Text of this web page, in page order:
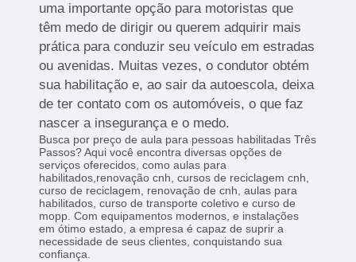
uma importante opção para motoristas que
têm medo de dirigir ou querem adquirir mais
prática para conduzir seu veículo em estradas
ou avenidas. Muitas vezes, o condutor obtém
sua habilitação e, ao sair da autoescola, deixa
de ter contato com os automóveis, o que faz
nascer a insegurança e o medo.
Busca por preço de aula para pessoas habilitadas Três
Passos? Aqui você encontra diversas opções de
serviços oferecidos, como aulas para
habilitados,renovação cnh, cursos de reciclagem cnh,
curso de reciclagem, renovação de cnh, aulas para
habilitados, curso de transporte coletivo e curso de
mopp. Com equipamentos modernos, e instalações
em ótimo estado, a empresa é capaz de suprir a
necessidade de seus clientes, conquistando sua
confiança.